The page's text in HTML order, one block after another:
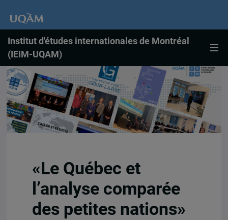
Institut d'études internationales de Montréal
(IEIM-UQAM)
«Le Québec et
l’analyse comparée
des petites nations»